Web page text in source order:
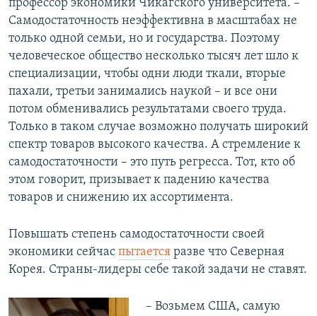
профессор экономики Чикагского университета. –
Самодостаточность неэффективна в масштабах не
только одной семьи, но и государства. Поэтому
человеческое общество несколько тысяч лет шло к
специализации, чтобы одни люди ткали, вторые
пахали, третьи занимались наукой – и все они
потом обменивались результатами своего труда.
Только в таком случае возможно получать широкий
спектр товаров высокого качества. А стремление к
самодостаточности – это путь регресса. Тот, кто об
этом говорит, призывает к падению качества
товаров и снижению их ассортимента.
Повышать степень самодостаточности своей
экономики сейчас пытается разве что Северная
Корея. Страны-лидеры себе такой задачи не ставят.
– Возьмем США, самую